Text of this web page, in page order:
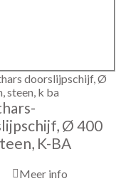
Ø 400
K-BA
Meer info